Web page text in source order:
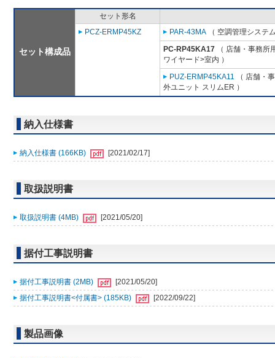
セット構成品
セット形名
PCZ-ERMP45KZ
PAR-43MA （ 空調管理システ
PC-RP45KA17 （ 店舗・事務所
ワイヤード>室内 ）
PUZ-ERMP45KA11 （ 店舗・
外ユニット スリムER ）
納入仕様書
納入仕様書 (166KB) [2021/02/17]
取扱説明書
取扱説明書 (4MB) [2021/05/20]
据付工事説明書
据付工事説明書 (2MB)
[2021/05/20]
据付工事説明書<付属書> (185KB)
[2022/09/22]
製品画像